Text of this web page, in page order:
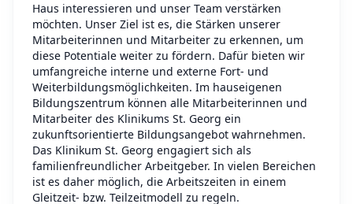
Haus interessieren und unser Team verstärken
möchten. Unser Ziel ist es, die Stärken unserer
Mitarbeiterinnen und Mitarbeiter zu erkennen, um
diese Potentiale weiter zu fördern. Dafür bieten wir
umfangreiche interne und externe Fort- und
Weiterbildungsmöglichkeiten. Im hauseigenen
Bildungszentrum können alle Mitarbeiterinnen und
Mitarbeiter des Klinikums St. Georg ein
zukunftsorientierte Bildungsangebot wahrnehmen.
Das Klinikum St. Georg engagiert sich als
familienfreundlicher Arbeitgeber. In vielen Bereichen
ist es daher möglich, die Arbeitszeiten in einem
Gleitzeit- bzw. Teilzeitmodell zu regeln.